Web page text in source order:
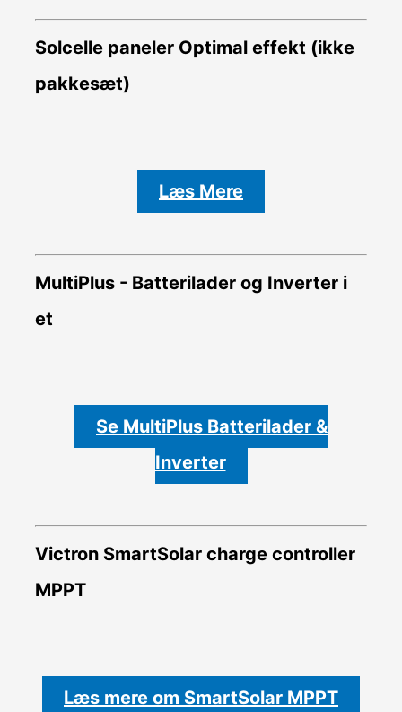
Solcelle paneler Optimal effekt (ikke
pakkesæt)
Læs Mere
MultiPlus - Batterilader og Inverter i
et
Se MultiPlus Batterilader &
Inverter
Victron SmartSolar charge controller
MPPT
Læs mere om SmartSolar MPPT